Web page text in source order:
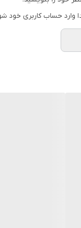
وارد حساب کاربری خود